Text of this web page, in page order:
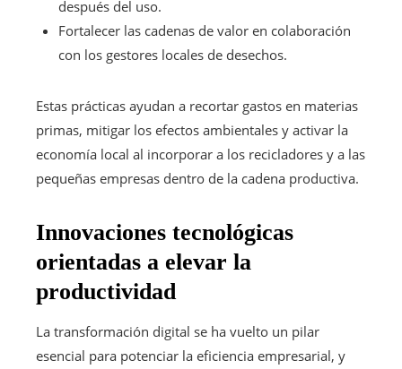
después del uso.
Fortalecer las cadenas de valor en colaboración
con los gestores locales de desechos.
Estas prácticas ayudan a recortar gastos en materias
primas, mitigar los efectos ambientales y activar la
economía local al incorporar a los recicladores y a las
pequeñas empresas dentro de la cadena productiva.
Innovaciones tecnológicas
orientadas a elevar la
productividad
La transformación digital se ha vuelto un pilar
esencial para potenciar la eficiencia empresarial, y